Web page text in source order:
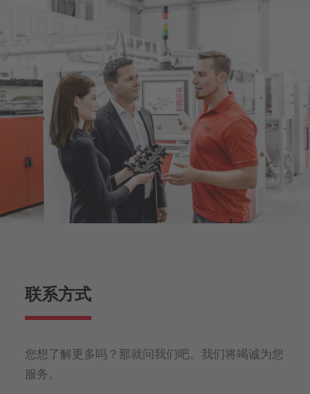
联系方式
您想了解更多吗？那就问我们吧。我们将竭诚为您
服务。